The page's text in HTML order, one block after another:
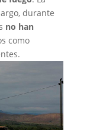
durante
no han
como